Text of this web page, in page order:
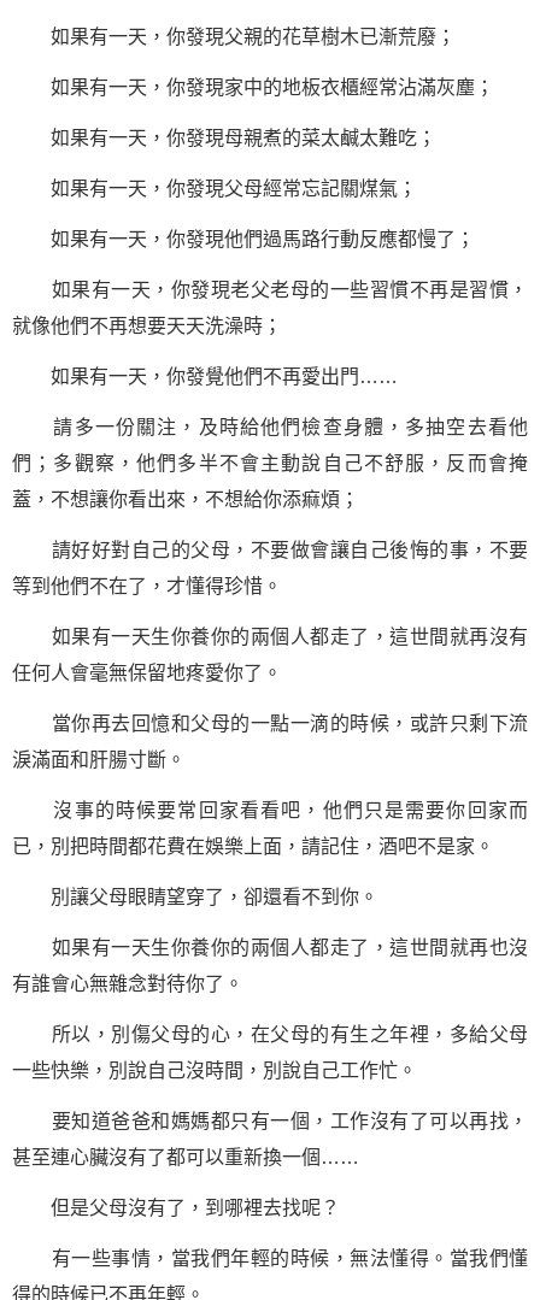
如果有一天，你發現父親的花草樹木已漸荒廢；
如果有一天，你發現家中的地板衣櫃經常沾滿灰塵；
如果有一天，你發現母親煮的菜太鹹太難吃；
如果有一天，你發現父母經常忘記關煤氣；
如果有一天，你發現他們過馬路行動反應都慢了；
如果有一天，你發現老父老母的一些習慣不再是習慣，
就像他們不再想要天天洗澡時；
如果有一天，你發覺他們不再愛出門……
請多一份關注，及時給他們檢查身體，多抽空去看他
們；多觀察，他們多半不會主動說自己不舒服，反而會掩
蓋，不想讓你看出來，不想給你添痲煩；
請好好對自己的父母，不要做會讓自己後悔的事，不要
等到他們不在了，才懂得珍惜。
如果有一天生你養你的兩個人都走了，這世間就再沒有
任何人會毫無保留地疼愛你了。
當你再去回憶和父母的一點一滴的時候，或許只剩下流
淚滿面和肝腸寸斷。
沒事的時候要常回家看看吧，他們只是需要你回家而
已，別把時間都花費在娛樂上面，請記住，酒吧不是家。
別讓父母眼睛望穿了，卻還看不到你。
如果有一天生你養你的兩個人都走了，這世間就再也沒
有誰會心無雜念對待你了。
所以，別傷父母的心，在父母的有生之年裡，多給父母
一些快樂，別說自己沒時間，別說自己工作忙。
要知道爸爸和媽媽都只有一個，工作沒有了可以再找，
甚至連心臟沒有了都可以重新換一個……
但是父母沒有了，到哪裡去找呢？
有一些事情，當我們年輕的時候，無法懂得。當我們懂
得的時候已不再年輕。